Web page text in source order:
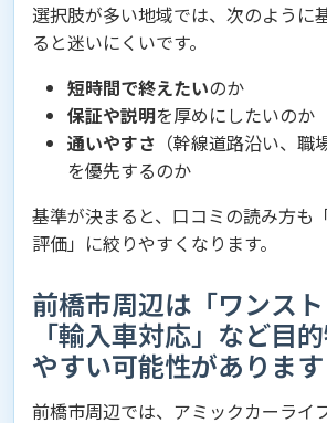
選択肢が多い地域では、次のように
ると迷いにくいです。
短時間で終えたいのか
保証や説明を厚めにしたいのか
通いやすさ （幹線道路沿い、職
を優先するのか
基準が決まると、口コミの読み方も
評価」に絞りやすくなります。
前橋市周辺は「ワンス
「輸入車対応」など目
やすい可能性があります
前橋市周辺では、アミックカーライ